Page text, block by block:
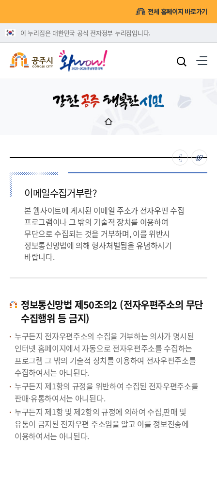
전체 홈페이지 바로가기
이 누리집은 대한민국 공식 전자정부 누리집입니다.
이메일수집거부란?
본 웹사이트에 게시된 이메일 주소가 전자우편 수집
프로그램이나 그 밖의 기술적 장치를 이용하여
무단으로 수집되는 것을 거부하며, 이를 위반시
정보통신망법에 의해 형사처벌됨을 유념하시기
바랍니다.
정보통신망법 제50조의2 (전자우편주소의 무단
수집행위 등 금지)
누구든지 전자우편주소의 수집을 거부하는 의사가 명시된
인터넷 홈페이지에서 자동으로 전자우편주소를 수집하는
프로그램 그 밖의 기술적 장치를 이용하여 전자우편주소를
수집하여서는 아니된다.
누구든지 제1항의 규정을 위반하여 수집된 전자우편주소를
판매·유통하여서는 아니된다.
누구든지 제1항 및 제2항의 규정에 의하여 수집,판매 및
유통이 금지된 전자우편 주소임을 알고 이를 정보전송에
이용하여서는 아니된다.